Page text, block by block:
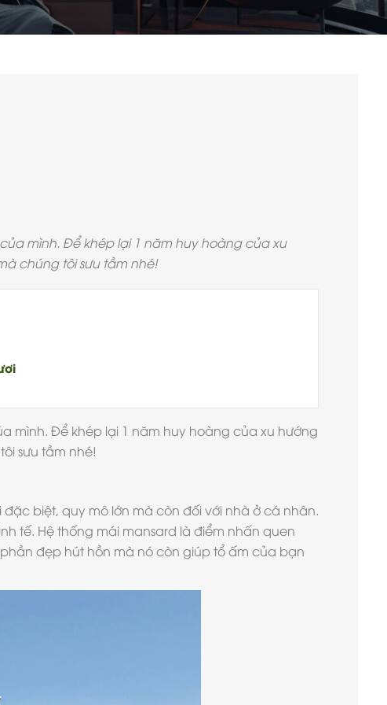
mình. Để khép lại 1 năm huy hoàng của xu
chúng tôi sưu tầm nhé!
mình. Để khép lại 1 năm huy hoàng của xu hướng
sưu tầm nhé!
biệt, quy mô lớn mà còn đối với nhà ở cá nhân.
tế. Hệ thống mái mansard là điểm nhấn quen
đẹp hút hồn mà nó còn giúp tổ ấm của bạn